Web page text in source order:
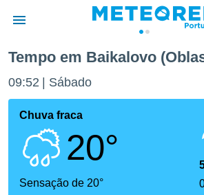
da
foi
fornecidas
a este
Tempo em Baikalovo
09:52 Sábado
Chuva fraca
20°
Sensação de 20°